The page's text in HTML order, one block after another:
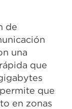
de
una
que
que
en zonas